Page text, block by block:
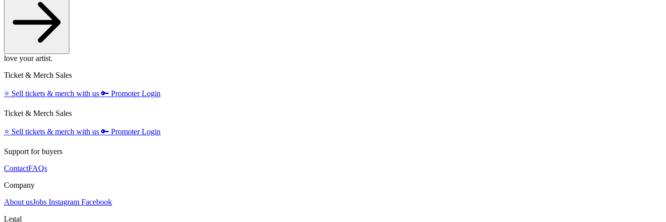
love your artist.
Ticket & Merch Sales
⭐️ Sell tickets & merch with us 🔑 Promoter Login
Ticket & Merch Sales
⭐️ Sell tickets & merch with us 🔑 Promoter Login
Support for buyers
ContactFAQs
Company
About usJobs Instagram Facebook
Legal